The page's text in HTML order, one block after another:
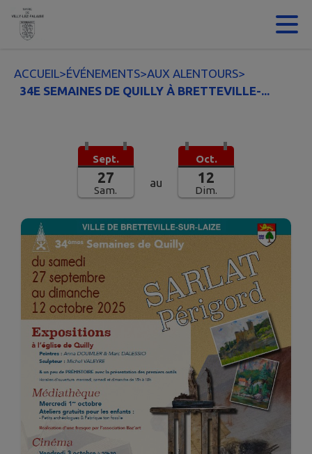
Contenu
ACCUEIL>ÉVÉNEMENTS>AUX ALENTOURS>
34E SEMAINES DE QUILLY À BRETTEVILLE-...
Sept.
27
Sam.
au
Oct.
12
Dim.